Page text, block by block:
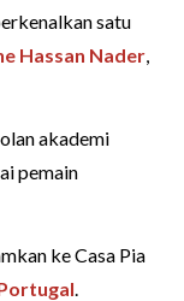
satu
Hassan Nader,
akademi
pemain
ke Casa Pia
.